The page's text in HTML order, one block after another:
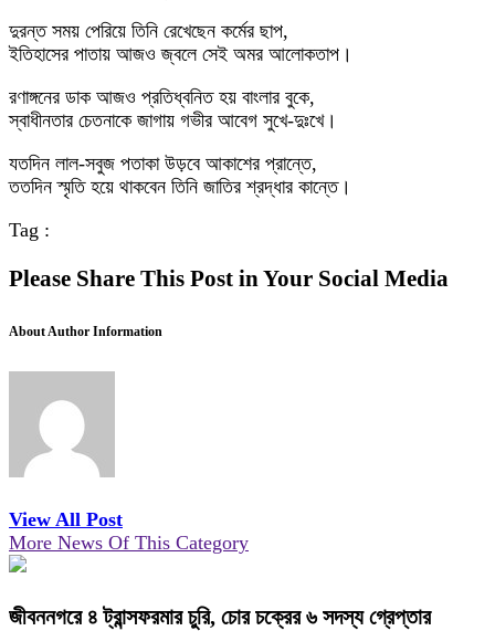
দুরন্ত সময় পেরিয়ে তিনি রেখেছেন কর্মের ছাপ,
ইতিহাসের পাতায় আজও জ্বলে সেই অমর আলোকতাপ।
রণাঙ্গনের ডাক আজও প্রতিধ্বনিত হয় বাংলার বুকে,
স্বাধীনতার চেতনাকে জাগায় গভীর আবেগ সুখে-দুঃখে।
যতদিন লাল-সবুজ পতাকা উড়বে আকাশের প্রান্তে,
ততদিন স্মৃতি হয়ে থাকবেন তিনি জাতির শ্রদ্ধার কান্তে।
Tag :
Please Share This Post in Your Social Media
About Author Information
View All Post
More News Of This Category
জীবননগরে ৪ ট্রান্সফরমার চুরি, চোর চক্রের ৬ সদস্য গ্রেপ্তার